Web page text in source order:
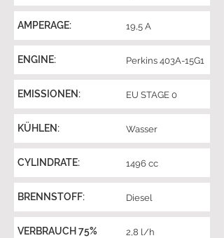
AMPERAGE: 19,5 A
ENGINE: Perkins 403A-15G1
EMISSIONEN: EU STAGE 0
KÜHLEN: Wasser
CYLINDRATE: 1496 cc
BRENNSTOFF: Diesel
VERBRAUCH 75% 2,8 l/h